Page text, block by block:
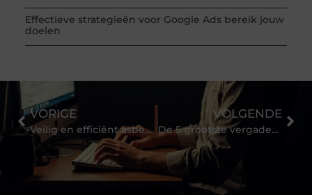
Effectieve strategieën voor Google Ads bereik jouw
doelen
VORIGE
Veilig en efficiënt asbest verpakken met grote zakken
VOLGENDE
De 5 grootste vergadervalstrikken (en hoe je ze vermijdt)